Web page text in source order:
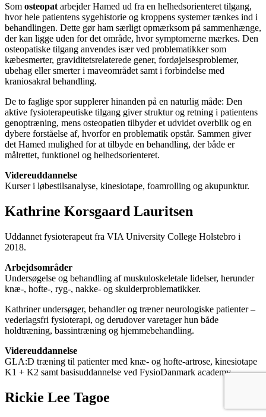
Som osteopat arbejder Hamed ud fra en helhedsorienteret tilgang,
hvor hele patientens sygehistorie og kroppens systemer tænkes ind i
behandlingen. Dette gør ham særligt opmærksom på sammenhænge,
der kan ligge uden for det område, hvor symptomerne mærkes. Den
osteopatiske tilgang anvendes især ved problematikker som
kæbesmerter, graviditetsrelaterede gener, fordøjelsesproblemer,
ubehag eller smerter i maveområdet samt i forbindelse med
kraniosakral behandling.
De to faglige spor supplerer hinanden på en naturlig måde: Den
aktive fysioterapeutiske tilgang giver struktur og retning i patientens
genoptræning, mens osteopatien tilbyder et udvidet overblik og en
dybere forståelse af, hvorfor en problematik opstår. Sammen giver
det Hamed mulighed for at tilbyde en behandling, der både er
målrettet, funktionel og helhedsorienteret.
Videreuddannelse
Kurser i løbestilsanalyse, kinesiotape, foamrolling og akupunktur.
Kathrine Korsgaard Lauritsen
Uddannet fysioterapeut fra VIA University College Holstebro i
2018.
Arbejdsområder
Undersøgelse og behandling af muskuloskeletale lidelser, herunder
knæ-, hofte-, ryg-, nakke- og skulderproblematikker.
Kathriner undersøger, behandler og træner neurologiske patienter –
vederlagsfri fysioterapi, og derudover varetager hun både
holdtræning, bassintræning og hjemmebehandling.
Videreuddannelse
GLA:D træning til patienter med knæ- og hofte-artrose, kinesiotape
K1 + K2 samt basisuddannelse ved FysioDanmark academy.
Rickie Lee Tagoe